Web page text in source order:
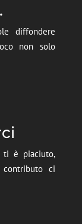
diffondere
non solo
ti è piaciuto,
contributo ci